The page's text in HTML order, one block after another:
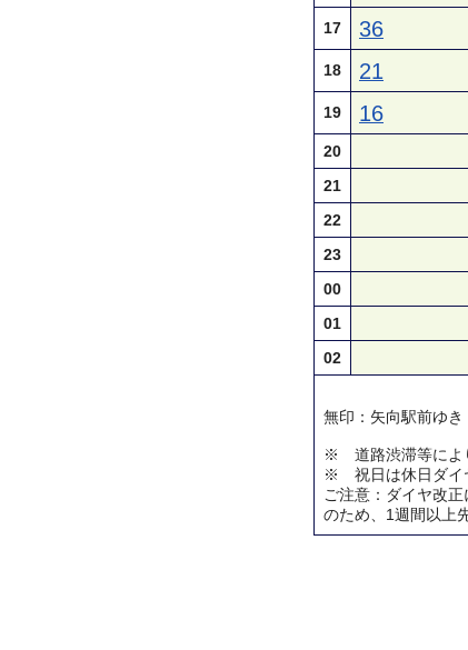
17 36
18 21
19 16
20
21
22
23
00
01
02
無印：矢向駅前ゆき
※ 道路渋滞等によ
※ 祝日は休日ダイ
ご注意：ダイヤ改
のため、1週間以上